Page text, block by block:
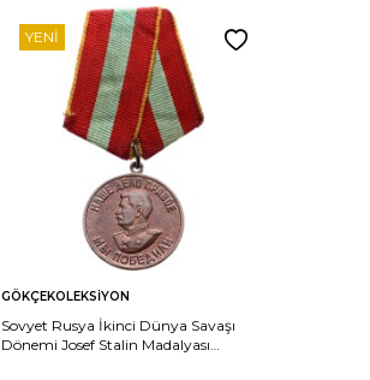
YENI
Sepete
Ekle
GÖKÇEKOLEKSIYON
Sovyet Rusya İkinci Dünya Savaşı
Dönemi Josef Stalin Madalyası